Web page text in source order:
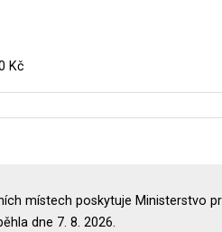
Kč
místech poskytuje Ministerstvo
dne 7. 8. 2026.